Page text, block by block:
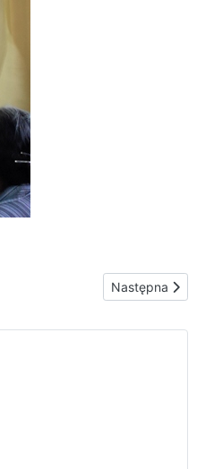
Następna
Następna